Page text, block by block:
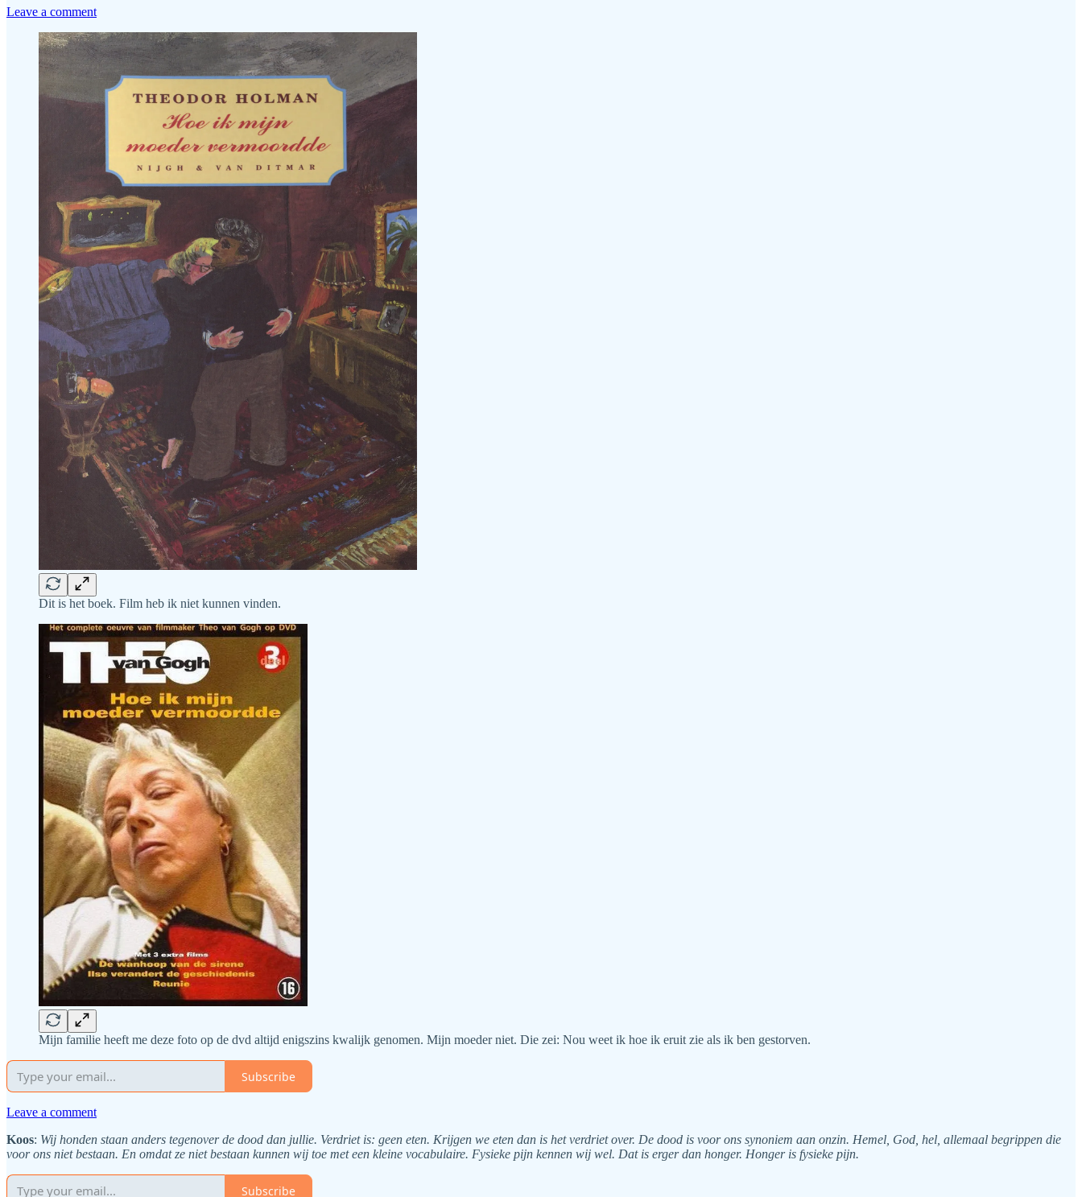
Leave a comment
Dit is het boek. Film heb ik niet kunnen vinden.
Mijn familie heeft me deze foto op de dvd altijd enigszins kwalijk genomen. Mijn moeder niet. Die zei: Nou weet ik hoe ik eruit zie als ik ben gestorven.
Subscribe
Leave a comment
Koos: Wij honden staan anders tegenover de dood dan jullie. Verdriet is: geen eten. Krijgen we eten dan is het verdriet over. De dood is voor ons synoniem aan onzin. Hemel, God, hel, allemaal begrippen die
voor ons niet bestaan. En omdat ze niet bestaan kunnen wij toe met een kleine vocabulaire. Fysieke pijn kennen wij wel. Dat is erger dan honger. Honger is fysieke pijn.
Subscribe